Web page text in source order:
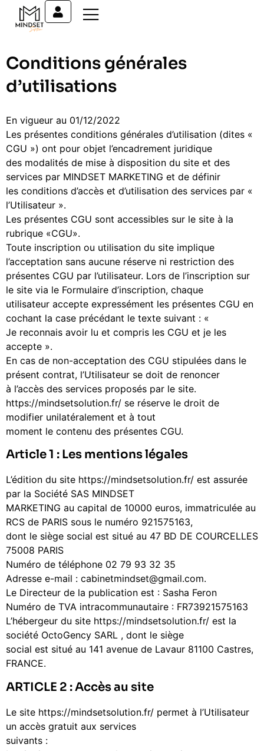
Conditions générales
d’utilisations
En vigueur au 01/12/2022
Les présentes conditions générales d’utilisation (dites «
CGU ») ont pour objet l’encadrement juridique
des modalités de mise à disposition du site et des
services par MINDSET MARKETING et de définir
les conditions d’accès et d’utilisation des services par «
l’Utilisateur ».
Les présentes CGU sont accessibles sur le site à la
rubrique «CGU».
Toute inscription ou utilisation du site implique
l’acceptation sans aucune réserve ni restriction des
présentes CGU par l’utilisateur. Lors de l’inscription sur
le site via le Formulaire d’inscription, chaque
utilisateur accepte expressément les présentes CGU en
cochant la case précédant le texte suivant : «
Je reconnais avoir lu et compris les CGU et je les
accepte ».
En cas de non-acceptation des CGU stipulées dans le
présent contrat, l’Utilisateur se doit de renoncer
à l’accès des services proposés par le site.
https://mindsetsolution.fr/ se réserve le droit de
modifier unilatéralement et à tout
moment le contenu des présentes CGU.
Article 1 : Les mentions légales
L’édition du site https://mindsetsolution.fr/ est assurée
par la Société SAS MINDSET
MARKETING au capital de 10000 euros, immatriculée au
RCS de PARIS sous le numéro 921575163,
dont le siège social est situé au 47 BD DE COURCELLES
75008 PARIS
Numéro de téléphone 02 79 93 32 35
Adresse e-mail : cabinetmindset@gmail.com.
Le Directeur de la publication est : Sasha Feron
Numéro de TVA intracommunautaire : FR73921575163
L’hébergeur du site https://mindsetsolution.fr/ est la
société OctoGency SARL , dont le siège
social est situé au 141 avenue de Lavaur 81100 Castres,
FRANCE.
ARTICLE 2 : Accès au site
Le site https://mindsetsolution.fr/ permet à l’Utilisateur
un accès gratuit aux services
suivants :